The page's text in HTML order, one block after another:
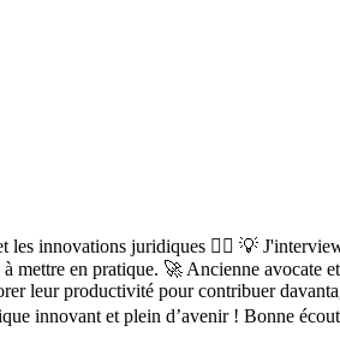
innovations juridiques 👩‍⚖️ 💡
mettre en pratique. 🚀 Ancienne
leur productivité pour contribuer
innovant et plein d’avenir ! Bonne